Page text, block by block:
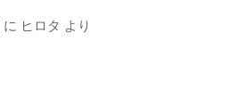
に ヒロタ より